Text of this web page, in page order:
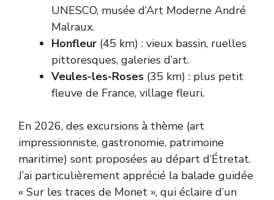
UNESCO, musée d’Art Moderne André
Malraux.
Honfleur (45 km) : vieux bassin, ruelles
pittoresques, galeries d’art.
Veules-les-Roses (35 km) : plus petit
fleuve de France, village fleuri.
En 2026, des excursions à thème (art
impressionniste, gastronomie, patrimoine
maritime) sont proposées au départ d’Étretat.
J’ai particulièrement apprécié la balade guidée
« Sur les traces de Monet », qui éclaire d’un